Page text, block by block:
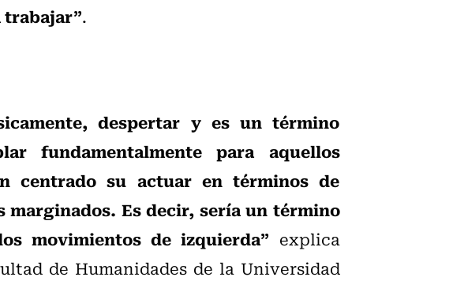
trabajar”.
despertar y es un término
fundamentalmente para aquellos
centrado su actuar en términos de
Es decir, sería un término
movimientos de izquierda” explica
de Humanidades de la Universidad